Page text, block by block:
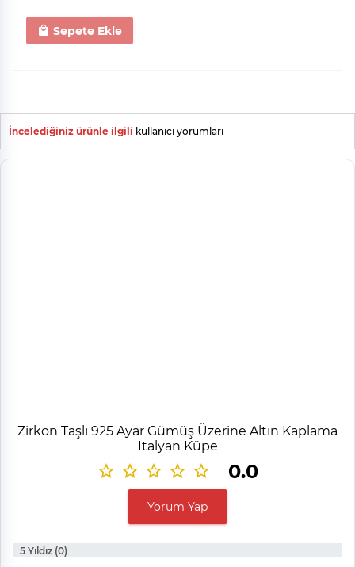
Sepete Ekle
İncelediğiniz ürünle ilgili kullanıcı yorumları
Zirkon Taşlı 925 Ayar Gümüş Üzerine Altın Kaplama
İtalyan Küpe
0.0
Yorum Yap
5 Yıldız (0)